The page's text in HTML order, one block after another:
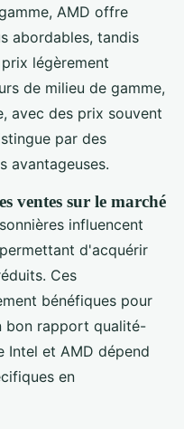
AMD offre
abordables, tandis
légèrement
de milieu de gamme,
avec des prix souvent
par des
avantageuses.
ventes sur le marché
influencent
d'acquérir
Ces
bénéfiques pour
bon rapport qualité-
Intel et AMD dépend
en